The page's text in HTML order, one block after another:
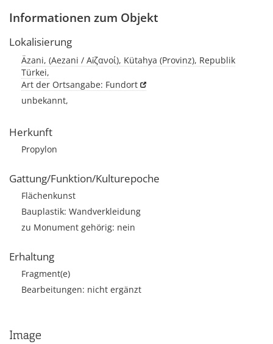
Informationen zum Objekt
Lokalisierung
Äzani, (Aezani / Αἰζανοί), Kütahya (Provinz), Republik
Türkei,
Art der Ortsangabe: Fundort
unbekannt,
Herkunft
Propylon
Gattung/Funktion/Kulturepoche
Flächenkunst
Bauplastik: Wandverkleidung
zu Monument gehörig: nein
Erhaltung
Fragment(e)
Bearbeitungen: nicht ergänzt
Image